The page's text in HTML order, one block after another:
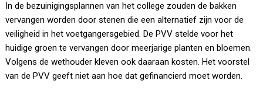
In de bezuinigingsplannen van het college zouden de bakken
vervangen worden door stenen die een alternatief zijn voor de
veiligheid in het voetgangersgebied. De PVV stelde voor het
huidige groen te vervangen door meerjarige planten en bloemen.
Volgens de wethouder kleven ook daaraan kosten. Het voorstel
van de PVV geeft niet aan hoe dat gefinancierd moet worden.